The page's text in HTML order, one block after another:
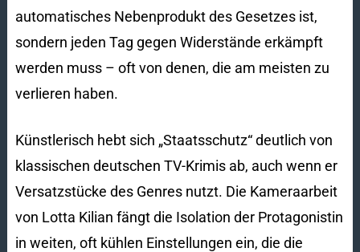
automatisches Nebenprodukt des Gesetzes ist,
sondern jeden Tag gegen Widerstände erkämpft
werden muss – oft von denen, die am meisten zu
verlieren haben.
Künstlerisch hebt sich „Staatsschutz“ deutlich von
klassischen deutschen TV-Krimis ab, auch wenn er
Versatzstücke des Genres nutzt. Die Kameraarbeit
von Lotta Kilian fängt die Isolation der Protagonistin
in weiten, oft kühlen Einstellungen ein, die die